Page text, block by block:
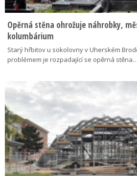
Opěrná stěna ohrožuje náhrobky,
kolumbárium
Starý hřbitov u sokolovny v Uherském
problémem je rozpadající se opěrná stěna…